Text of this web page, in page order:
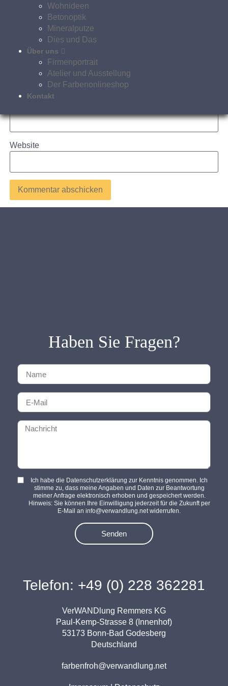
Wohnideen
Betonoptik
Mineralputze
Dies und Das
Über uns
Firmenportrait
Atelier und Ausstellung
Der Farbenonlineshop
Kontakt
Website
Haben Sie Fragen?
Ich habe die Datenschutzerklärung zur Kenntnis genommen. Ich
stimme zu, dass meine Angaben und Daten zur Beantwortung
meiner Anfrage elektronisch erhoben und gespeichert werden.
Hinweis: Sie können Ihre Einwilligung jederzeit für die Zukunft per
E-Mail an info@verwandlung.net widerrufen.
Senden
Telefon: +49 (0) 228 362281
VerWANDlung Remmers KG
Paul-Kemp-Strasse 8 (Innenhof)
53173 Bonn-Bad Godesberg
Deutschland
farbenfroh@verwandlung.net